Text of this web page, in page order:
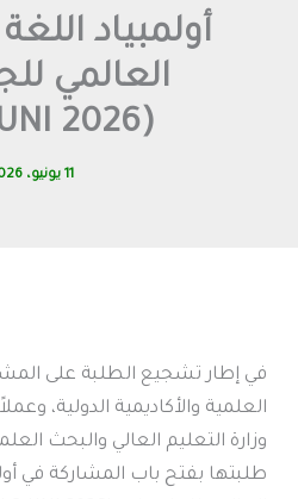
أولمبياد
العالمي
(ELO‑UNI 2026)
11 يونيو، 2026
في إطار تشجيع الطلبة على
العلمية والأكاديمية الدولية،
وزارة التعليم العالي والبحث
طلبتها بفتح باب المشاركة في